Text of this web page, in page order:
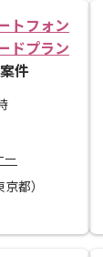
トフォン
ドプラン
件
ー
都）